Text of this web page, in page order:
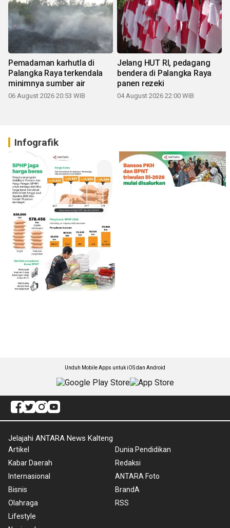
Pemadaman karhutla di
Palangka Raya terkendala
minimnya sumber air
06 August 2026 20:53 WIB
Jelang HUT RI, pedagang
bendera di Palangka Raya
panen rezeki
04 August 2026 22:00 WIB
Infografik
Unduh Mobile Apps untuk iOS dan Android
Jelajahi ANTARA News Kalteng
Artikel
Kabar Daerah
Internasional
Bisnis
Olahraga
Lifestyle
Dunia Pendidikan
Redaksi
ANTARA Foto
BrandA
RSS